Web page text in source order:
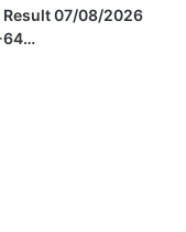
Result 07/08/2026
64…